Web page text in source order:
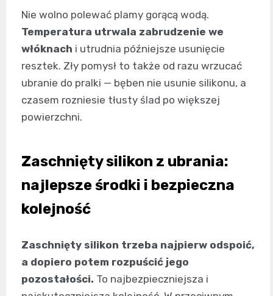
Nie wolno polewać plamy gorącą wodą.
Temperatura utrwala zabrudzenie we
włóknach i utrudnia późniejsze usunięcie
resztek. Zły pomysł to także od razu wrzucać
ubranie do pralki — bęben nie usunie silikonu, a
czasem rozniesie tłusty ślad po większej
powierzchni.
Zaschnięty silikon z ubrania:
najlepsze środki i bezpieczna
kolejność
Zaschnięty silikon trzeba najpierw odspoić,
a dopiero potem rozpuścić jego
pozostałości. To najbezpieczniejsza i